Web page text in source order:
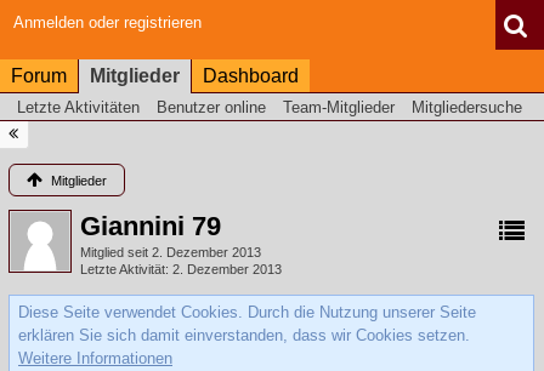
Anmelden oder registrieren
Forum Mitglieder Dashboard
Letzte Aktivitäten Benutzer online Team-Mitglieder Mitgliedersuche
Mitglieder
Giannini 79
Mitglied seit 2. Dezember 2013
Letzte Aktivität 2. Dezember 2013
Diese Seite verwendet Cookies. Durch die Nutzung unserer Seite
erklären Sie sich damit einverstanden, dass wir Cookies setzen.
Weitere Informationen